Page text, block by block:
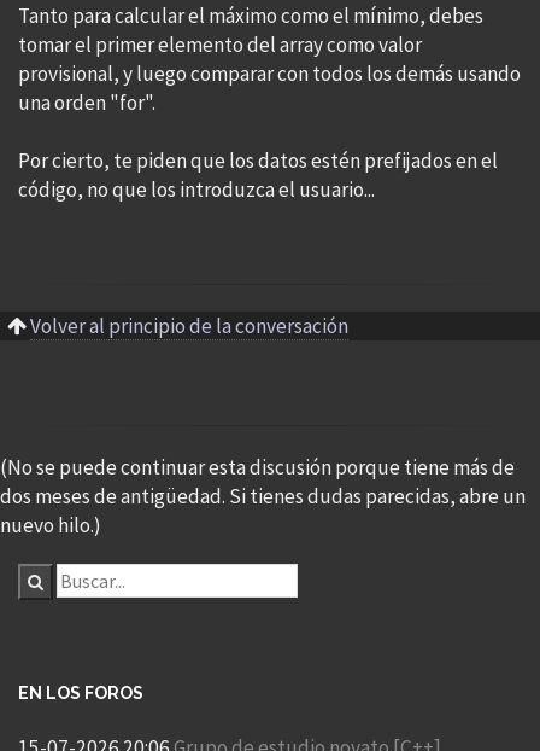
Tanto para calcular el máximo como el mínimo, debes
tomar el primer elemento del array como valor
provisional, y luego comparar con todos los demás usando
una orden "for".
Por cierto, te piden que los datos estén prefijados en el
código, no que los introduzca el usuario...
Volver al principio de la conversación
(No se puede continuar esta discusión porque tiene más de
dos meses de antigüedad. Si tienes dudas parecidas, abre un
nuevo hilo.)
EN LOS FOROS